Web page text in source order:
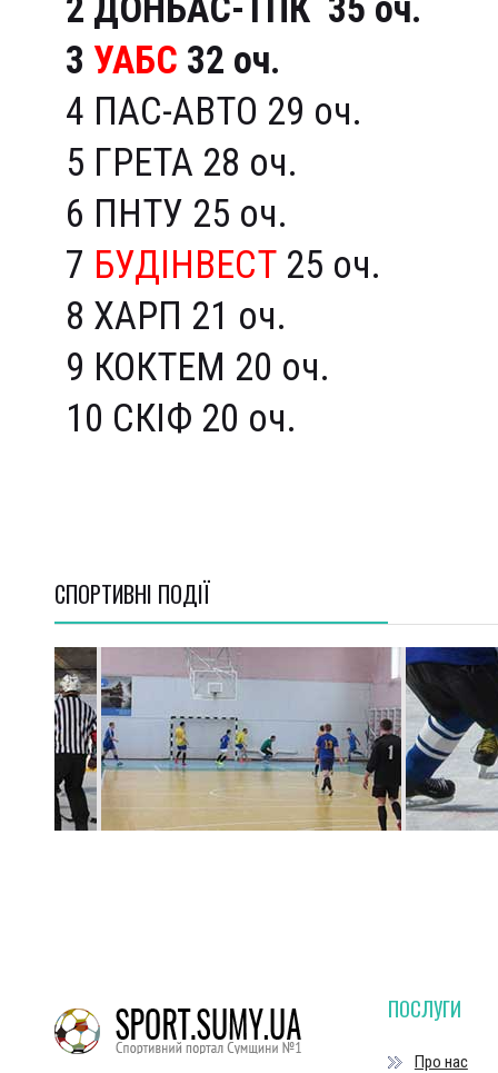
2 ДОНБАС-ТПК 35 оч.
3 УАБС 32 оч.
4 ПАС-АВТО 29 оч.
5 ГРЕТА 28 оч.
6 ПНТУ 25 оч.
7 БУДІНВЕСТ 25 оч.
8 ХАРП 21 оч.
9 КОКТЕМ 20 оч.
10 СКІФ 20 оч.
СПОРТИВНI ПОДІЇ
ПОСЛУГИ
Про нас